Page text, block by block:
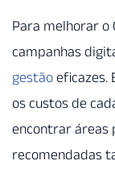
Para melhorar o
campanhas
gestão eficazes.
os custos de
encontrar áreas
recomendadas